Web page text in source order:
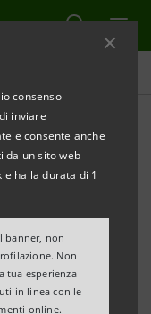
consenso
inviare
e consente anche
da un sito web
ha la durata di 1
banner, non
Non
tua esperienza
in linea con le
online.